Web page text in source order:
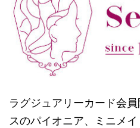
ラグジュアリーカード会
スのパイオニア、ミニメ